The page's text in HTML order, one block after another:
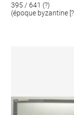
395 / 641 (?)
(époque byzantine